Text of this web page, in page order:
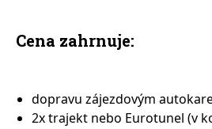
Cena zahrnuje:
dopravu zájezdovým
2x trajekt nebo Eurotunel (v